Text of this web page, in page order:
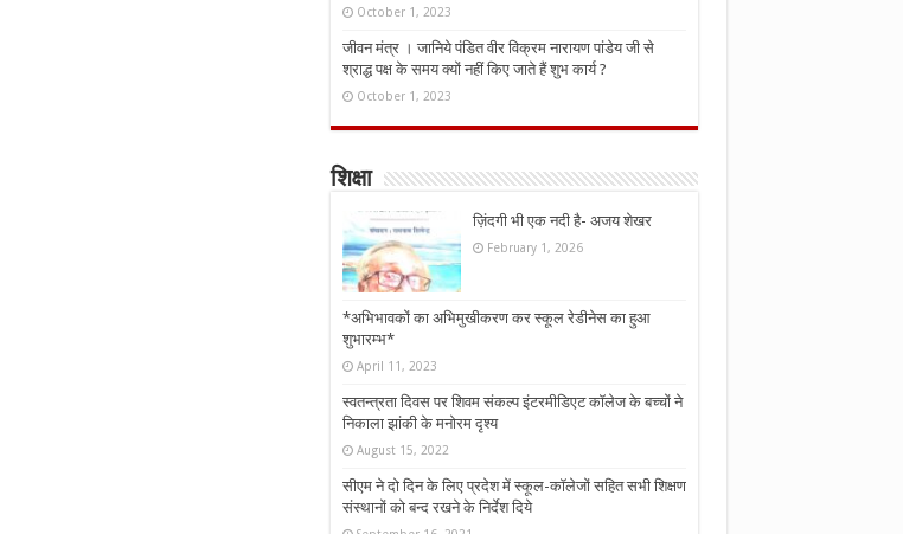
October 1, 2023
जीवन मंत्र । जानिये पंडित वीर विक्रम नारायण पांडेय जी से
श्राद्ध पक्ष के समय क्यों नहीं किए जाते हैं शुभ कार्य ?
October 1, 2023
शिक्षा
ज़िंदगी भी एक नदी है- अजय शेखर
February 1, 2026
*अभिभावकों का अभिमुखीकरण कर स्कूल रेडीनेस का हुआ
शुभारम्भ*
April 11, 2023
स्वतन्त्रता दिवस पर शिवम संकल्प इंटरमीडिएट कॉलेज के बच्चों ने
निकाला झांकी के मनोरम दृश्य
August 15, 2022
सीएम ने दो दिन के लिए प्रदेश में स्कूल-कॉलेजों सहित सभी शिक्षण
संस्थानों को बन्द रखने के निर्देश दिये